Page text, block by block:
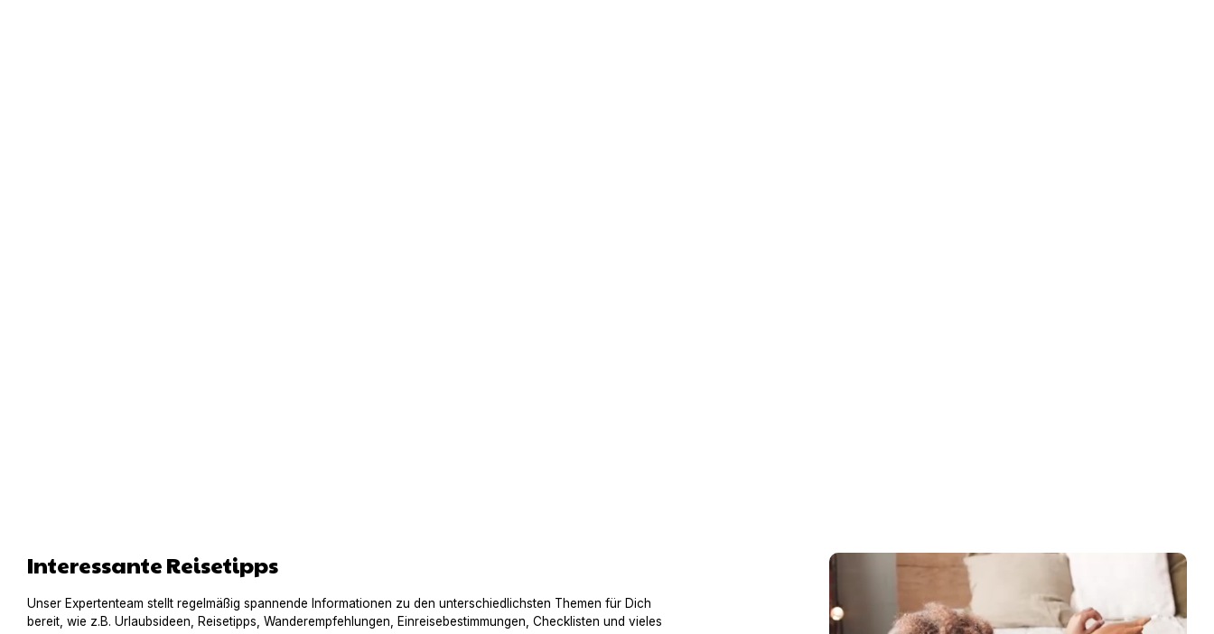
Interessante Reisetipps
Unser Expertenteam stellt regelmäßig spannende Informationen zu den unterschiedlichsten Themen für Dich
bereit, wie z.B. Urlaubsideen, Reisetipps, Wanderempfehlungen, Einreisebestimmungen, Checklisten und vieles